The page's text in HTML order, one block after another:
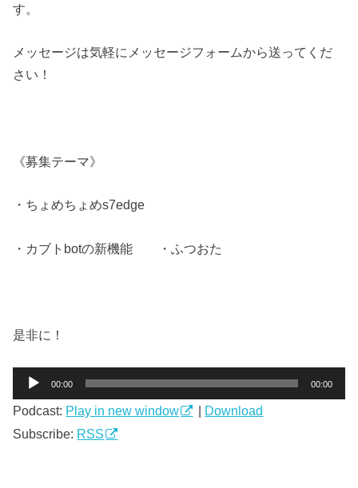
す。
メッセージは気軽にメッセージフォームから送ってくだ
さい！
《募集テーマ》
・ちょめちょめs7edge
・カブトbotの新機能 ・ふつおた
是非に！
プ
レ
00:00 00:00
Podcast: Play in new window | Download
Subscribe: RSS